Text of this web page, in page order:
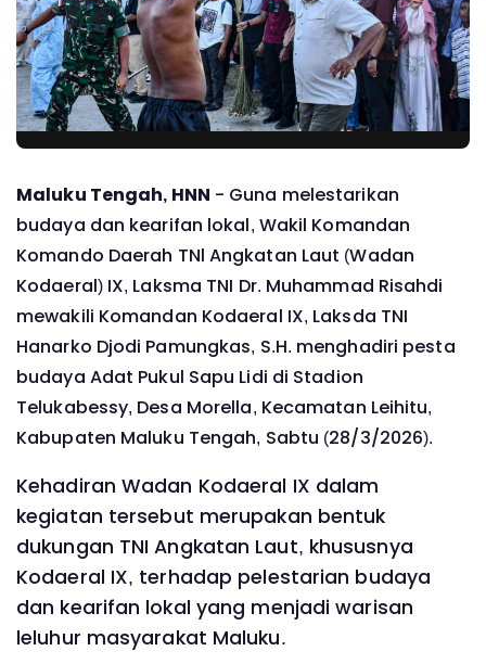
Maluku Tengah, HNN - Guna melestarikan
budaya dan kearifan lokal, Wakil Komandan
Komando Daerah TNl Angkatan Laut (Wadan
Kodaeral) IX, Laksma TNI Dr. Muhammad Risahdi
mewakili Komandan Kodaeral IX, Laksda TNI
Hanarko Djodi Pamungkas, S.H. menghadiri pesta
budaya Adat Pukul Sapu Lidi di Stadion
Telukabessy, Desa Morella, Kecamatan Leihitu,
Kabupaten Maluku Tengah, Sabtu (28/3/2026).
Kehadiran Wadan Kodaeral IX dalam
kegiatan tersebut merupakan bentuk
dukungan TNI Angkatan Laut, khususnya
Kodaeral IX, terhadap pelestarian budaya
dan kearifan lokal yang menjadi warisan
leluhur masyarakat Maluku.